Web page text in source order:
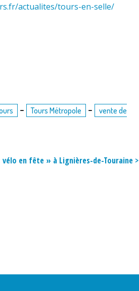
actualites/tours-en-selle/
- Tours Métropole -
vente de
vélo en fête » à Lignières-de-Touraine >